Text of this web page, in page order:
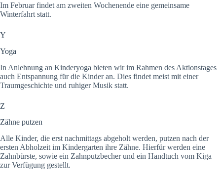
Im Februar findet am zweiten Wochenende eine gemeinsame
Winterfahrt statt.
Y
Yoga
In Anlehnung an Kinderyoga bieten wir im Rahmen des Aktionstages
auch Entspannung für die Kinder an. Dies findet meist mit einer
Traumgeschichte und ruhiger Musik statt.
Z
Zähne putzen
Alle Kinder, die erst nachmittags abgeholt werden, putzen nach der
ersten Abholzeit im Kindergarten ihre Zähne. Hierfür werden eine
Zahnbürste, sowie ein Zahnputzbecher und ein Handtuch vom Kiga
zur Verfügung gestellt.